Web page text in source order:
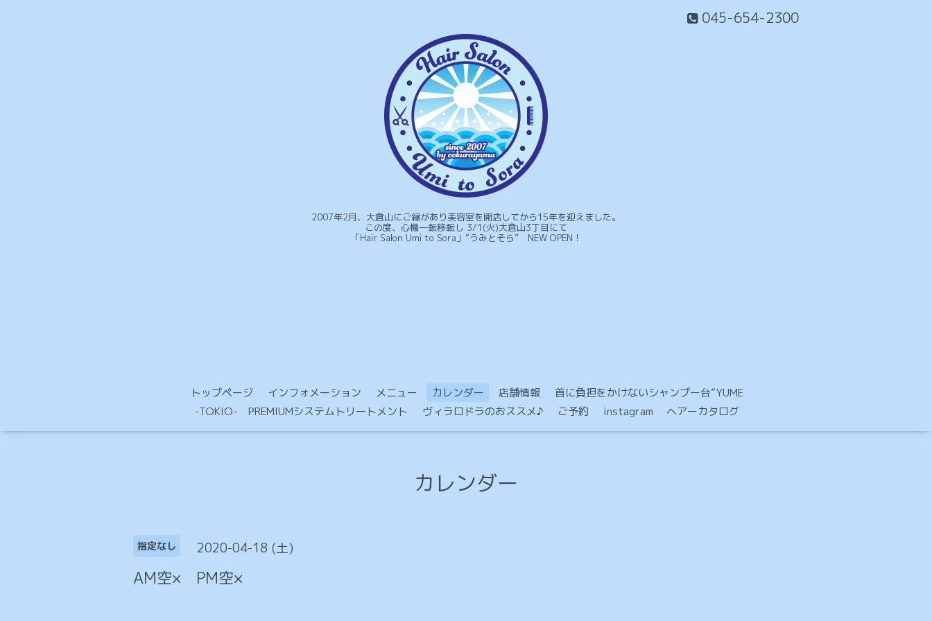
045-654-2300
2007年2月、大倉山にご縁があり美容室を開店してから15年を迎えました。
この度、心機一転移転し 3/1(火)大倉山3丁目にて
「Hair Salon Umi to Sora」“うみとそら” NEW OPEN！
トップページ インフォメーション メニュー カレンダー 店舗情報
首に負担をかけないシャンプー台”YUME
-TOKIO- PREMIUMシステムトリートメント
ヴィラロドラのおススメ♪ ご予約 instagram ヘアーカタログ
カレンダー
指定なし 2020-04-18 (土)
AM空× PM空×